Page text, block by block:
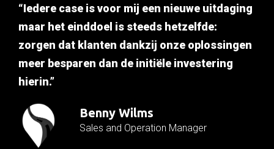
“Iedere case is voor mij een nieuwe uitdaging
maar het einddoel is steeds hetzelfde:
zorgen dat klanten dankzij onze oplossingen
meer besparen dan de initiële investering
hierin.”
Benny Wilms
Sales and Operation Manager